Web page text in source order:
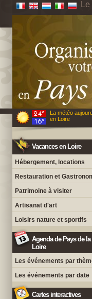
La météo
en Loire
Vacances en Loire
Hébergement, locations
Restauration et
Patrimoine à visiter
Artisanat d'art
Loisirs nature et sportifs
Agenda de Pays de la
Loire
Les événements par
Les événements par date
Cartes interactives